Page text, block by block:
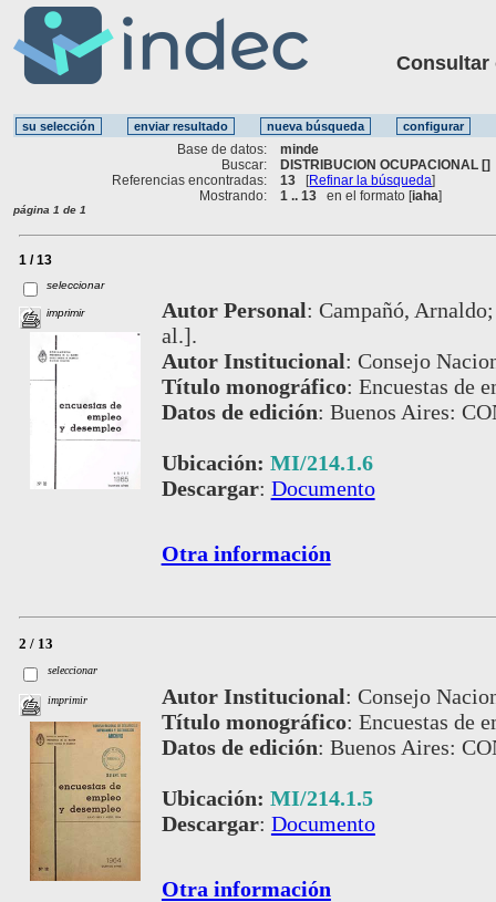
Consultar
Base de datos:
minde
Buscar:
DISTRIBUCION OCUPACIONAL []
Referencias encontradas:
13 [Refinar la búsqueda]
Mostrando:
1 .. 13 en el formato [iaha]
página 1 de 1
1 / 13
seleccionar
imprimir Autor Personal: Campañó,
al.].
Autor Institucional: Consejo
Título monográfico: Encuestas de
Datos de edición: Buenos Aires:
Ubicación: MI/214.1.6
Descargar: Documento
Otra información
2 / 13
seleccionar
imprimir Autor Institucional: Consejo
Título monográfico: Encuestas de
Datos de edición: Buenos Aires:
Ubicación: MI/214.1.5
Descargar: Documento
Otra información